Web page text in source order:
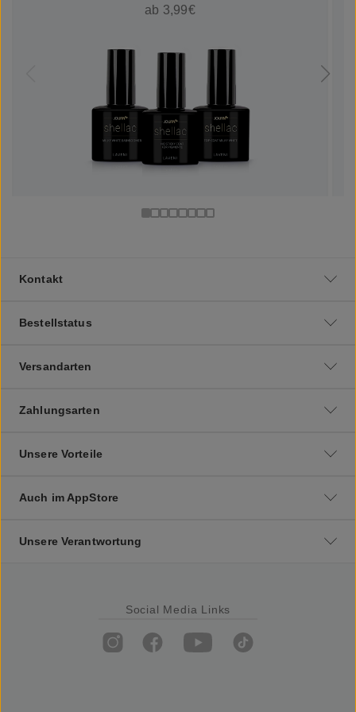
ab 3,99€
Kontakt
Bestellstatus
Versandarten
Zahlungsarten
Unsere Vorteile
Auch im AppStore
Unsere Verantwortung
Social Media Links